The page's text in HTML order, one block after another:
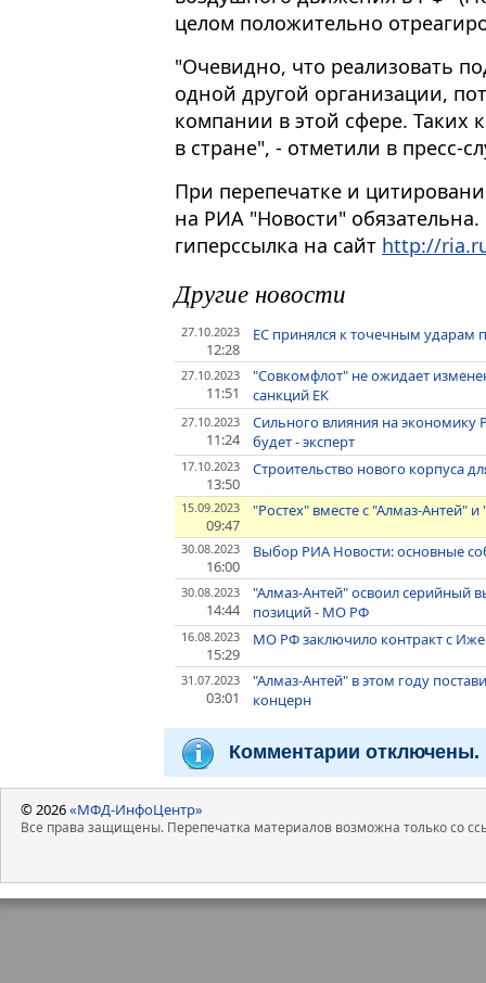
целом положительно
"Очевидно, что реализовать
одной другой организации,
компании в этой сфере. Таких
в стране", - отметили в пресс-
При перепечатке и
на РИА "Новости"
гиперссылка на сайт http://
Другие новости
27.10.2023
12:28
ЕС принялся к точечным ударам
27.10.2023
11:51
"Совкомфлот" не ожидает
санкций ЕК
27.10.2023
11:24
Сильного влияния на экономику
будет - эксперт
17.10.2023
13:50
Строительство нового корпуса
15.09.2023
09:47
"Ростех" вместе с "Алмаз-Антей"
30.08.2023
16:00
Выбор РИА Новости: основные
30.08.2023
14:44
"Алмаз-Антей" освоил серийный
позиций - МО РФ
16.08.2023
15:29
МО РФ заключило контракт с
31.07.2023
03:01
"Алмаз-Антей" в этом году
концерн
Комментарии отключены.
© 2026«МФД-ИнфоЦентр»
Все права защищены. Перепечатка материалов возможна только со